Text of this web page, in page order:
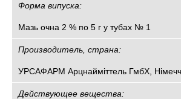
Форма випуска:
Мазь очна 2 % по 5 г у тубах № 1
Производитель, страна:
УРСАФАРМ Арцнайміттель ГмбХ,
Действующее вещества: